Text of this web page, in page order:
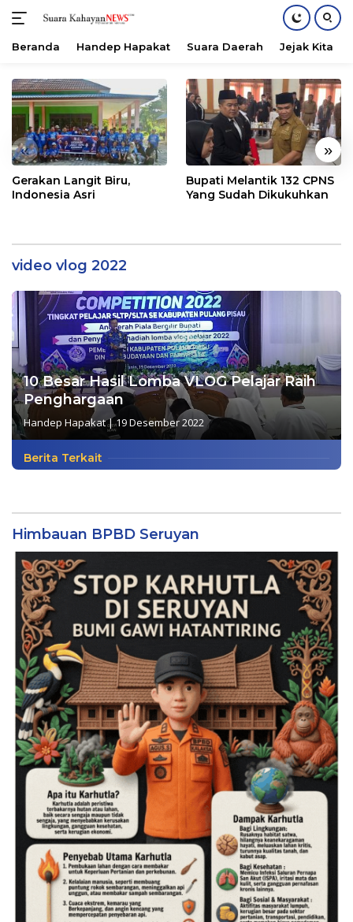
konten
Beranda Handep Hapakat Suara Daerah Jejak Kita
« »
Gerakan Langit Biru,
Indonesia Asri
Bupati Melantik 132 CPNS
Yang Sudah Dikukuhkan
video vlog 2022
10 Besar Hasil Lomba VLOG Pelajar Raih
Penghargaan
Handep Hapakat|19 Desember 2022
Berita Terkait
Himbauan BPBD Seruyan